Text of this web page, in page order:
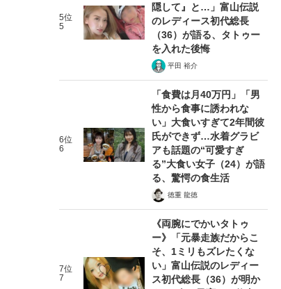
5位
5
隠して』と…」富山伝説
のレディース初代総長
（36）が語る、タトゥー
を入れた後悔
平田 裕介
6位
6
「食費は月40万円」「男
性から食事に誘われな
い」大食いすぎて2年間彼
氏ができず…水着グラビ
アも話題の“可愛すぎ
る”大食い女子（24）が語
る、驚愕の食生活
徳重 龍徳
7位
7
《両腕にでかいタトゥ
ー》「元暴走族だからこ
そ、1ミリもズレたくな
い」富山伝説のレディー
ス初代総長（36）が明か